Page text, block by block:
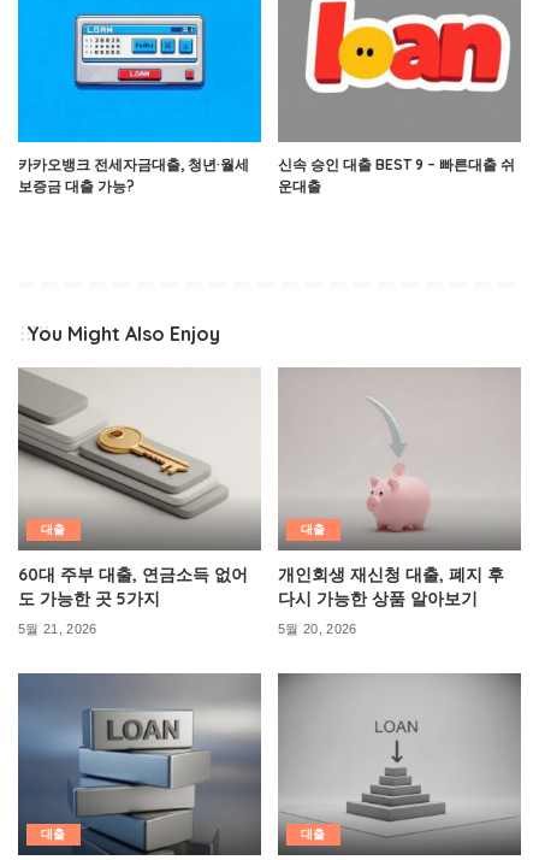
카카오뱅크 전세자금대출, 청년·월세
보증금 대출 가능?
신속 승인 대출 BEST 9 – 빠른대출 쉬
운대출
You Might Also Enjoy
대출
60대 주부 대출, 연금소득 없어
도 가능한 곳 5가지
5월 21, 2026
대출
개인회생 재신청 대출, 폐지 후
다시 가능한 상품 알아보기
5월 20, 2026
대출 대출